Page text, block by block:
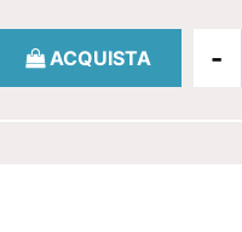
Quantità
ACQUISTA